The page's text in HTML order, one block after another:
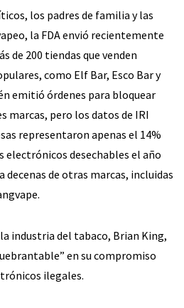
los padres de familia y las
la FDA envió recientemente
de 200 tiendas que venden
como Elf Bar, Esco Bar y
emitió órdenes para bloquear
marcas, pero los datos de IRI
representaron apenas el 14%
electrónicos desechables el año
decenas de otras marcas, incluidas
industria del tabaco, Brian King,
en su compromiso
ilegales.